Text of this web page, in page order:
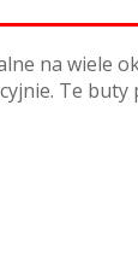
na wiele
Te buty